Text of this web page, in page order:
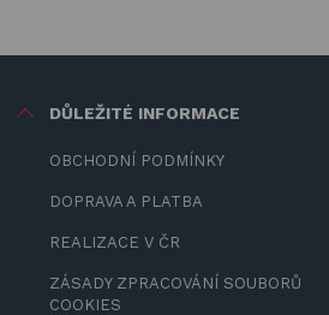
DŮLEŽITÉ INFORMACE
OBCHODNÍ PODMÍNKY
DOPRAVA A PLATBA
REALIZACE V ČR
ZÁSADY ZPRACOVÁNÍ SOUBORŮ
COOKIES